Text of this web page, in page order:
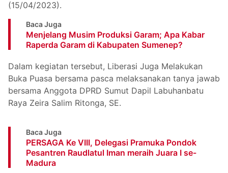
(15/04/2023).
Baca Juga
Menjelang Musim Produksi Garam; Apa Kabar
Raperda Garam di Kabupaten Sumenep?
Dalam kegiatan tersebut, Liberasi Juga Melakukan
Buka Puasa bersama pasca melaksanakan tanya jawab
bersama Anggota DPRD Sumut Dapil Labuhanbatu
Raya Zeira Salim Ritonga, SE.
Baca Juga
PERSAGA Ke VIII, Delegasi Pramuka Pondok
Pesantren Raudlatul Iman meraih Juara I se-
Madura